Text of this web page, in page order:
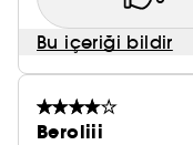
Bu içeriği bildir
Beroliii